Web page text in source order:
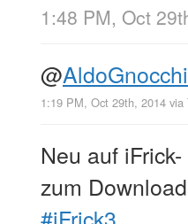
1:48 PM, Oct
@AldoGnocchi
1:19 PM, Oct 29th, 2014 via
Neu auf
zum